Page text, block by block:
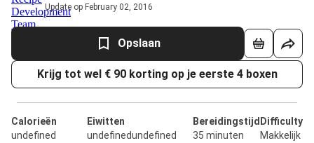
Update op February 02, 2016
Opslaan
Krijg tot wel € 90 korting op je eerste 4 boxen
Calorieën
undefined
Eiwitten
undefinedundefined
Bereidingstijd
35 minuten
Difficulty
Makkelijk